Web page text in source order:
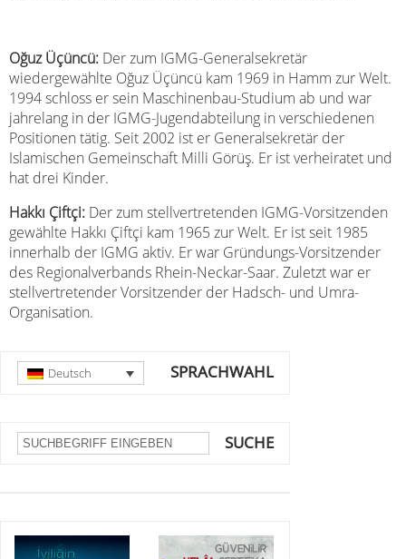
Oğuz Üçüncü: Der zum IGMG-Generalsekretär
wiedergewählte Oğuz Üçüncü kam 1969 in Hamm zur Welt.
1994 schloss er sein Maschinenbau-Studium ab und war
jahrelang in der IGMG-Jugendabteilung in verschiedenen
Positionen tätig. Seit 2002 ist er Generalsekretär der
Islamischen Gemeinschaft Milli Görüş. Er ist verheiratet und
hat drei Kinder.
Hakkı Çiftçi: Der zum stellvertretenden IGMG-Vorsitzenden
gewählte Hakkı Çiftçi kam 1965 zur Welt. Er ist seit 1985
innerhalb der IGMG aktiv. Er war Gründungs-Vorsitzender
des Regionalverbands Rhein-Neckar-Saar. Zuletzt war er
stellvertretender Vorsitzender der Hadsch- und Umra-
Organisation.
SPRACHWAHL
Deutsch
SUCHE